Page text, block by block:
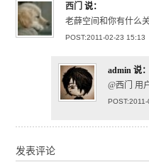
西门 说：
老薛空间和你有什么
POST:2011-02-23 15:13
admin 说
@西门 用
发表评论